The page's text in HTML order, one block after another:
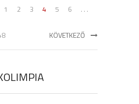
1 2 3 4 5 6 . . .
KÖVETKEZŐ